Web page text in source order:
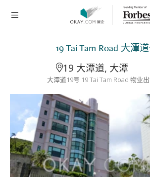
19 Tai Tam Road 大潭
19 大潭道, 大潭
大潭道19号 19 Tai Tam Road 物业